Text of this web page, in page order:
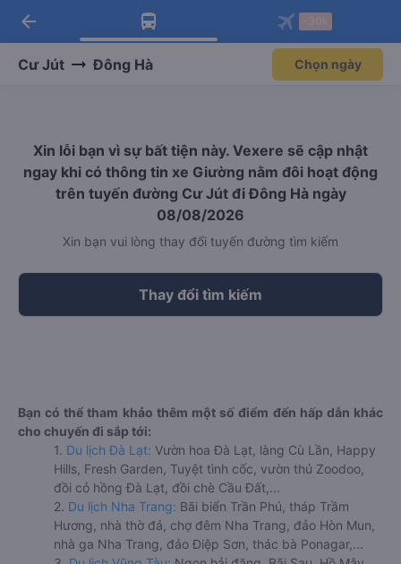
Tải app Vexere ngay!
Nhận ưu đãi thành viên độc
Mở app
Tải app Vexere
-30k/ghế khi đặt vé máy bay qua
Mở app
arrow_back
Cư Jút Đông Hà Chọn ngày
Xin lỗi bạn vì sự bất tiện này. Vexere sẽ cập nhật
ngay khi có thông tin xe Giường nằm đôi hoạt động
trên tuyến đường Cư Jút đi Đông Hà ngày
08/08/2026
Xin bạn vui lòng thay đổi tuyến đường tìm kiếm
Thay đổi tìm kiếm
Bạn có thể tham khảo thêm một số điểm đến hấp dẫn khác
cho chuyến đi sắp tới:
1. Du lịch Đà Lạt: Vườn hoa Đà Lạt, làng Cù Lần, Happy
Hills, Fresh Garden, Tuyệt tình cốc, vườn thú Zoodoo,
đồi cỏ hồng Đà Lạt, đồi chè Cầu Đất,...
2. Du lịch Nha Trang: Bãi biển Trần Phú, tháp Trầm
Hương, nhà thờ đá, chợ đêm Nha Trang, đảo Hòn Mun,
nhà ga Nha Trang, đảo Điệp Sơn, thác bà Ponagar,...